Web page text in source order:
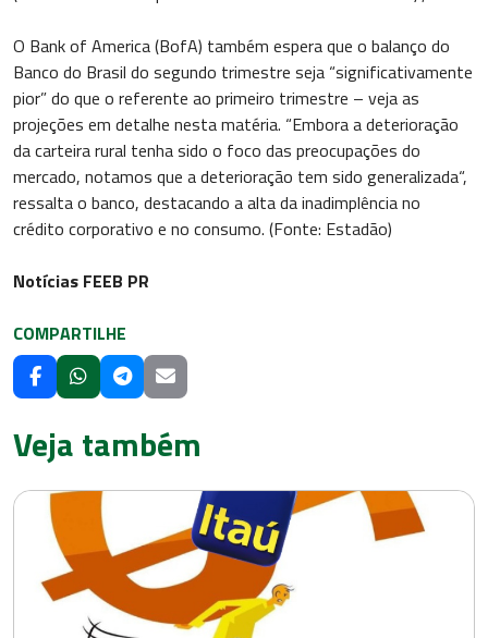
O Bank of America (BofA) também espera que o balanço do
Banco do Brasil do segundo trimestre seja “significativamente
pior” do que o referente ao primeiro trimestre – veja as
projeções em detalhe nesta matéria. “Embora a deterioração
da carteira rural tenha sido o foco das preocupações do
mercado, notamos que a deterioração tem sido generalizada“,
ressalta o banco, destacando a alta da inadimplência no
crédito corporativo e no consumo. (Fonte: Estadão)
Notícias FEEB PR
COMPARTILHE
Veja também